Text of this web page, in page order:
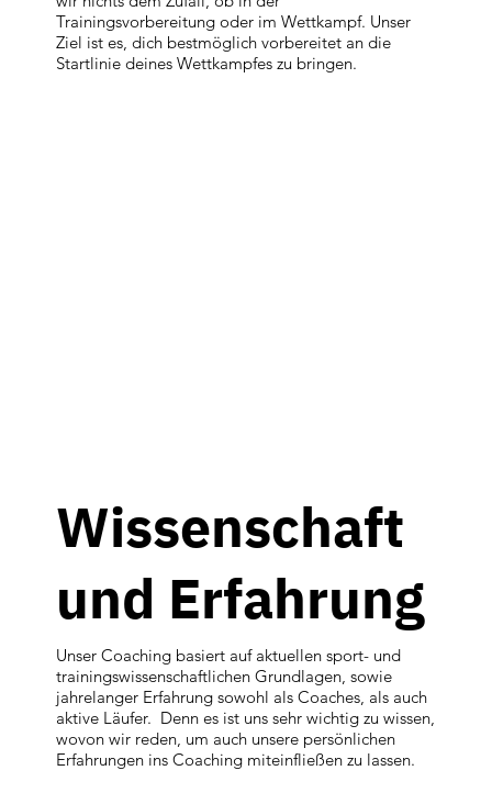
Trainingsvorbereitung oder im Wettkampf. Unser
Ziel ist es, dich bestmöglich vorbereitet an die
Startlinie deines Wettkampfes zu bringen.
Wissenschaft
und Erfahrung
Unser Coaching basiert auf aktuellen sport- und
trainingswissenschaftlichen Grundlagen, sowie
jahrelanger Erfahrung sowohl als Coaches, als auch
aktive Läufer. Denn es ist uns sehr wichtig zu wissen,
wovon wir reden, um auch unsere persönlichen
Erfahrungen ins Coaching miteinfließen zu lassen.